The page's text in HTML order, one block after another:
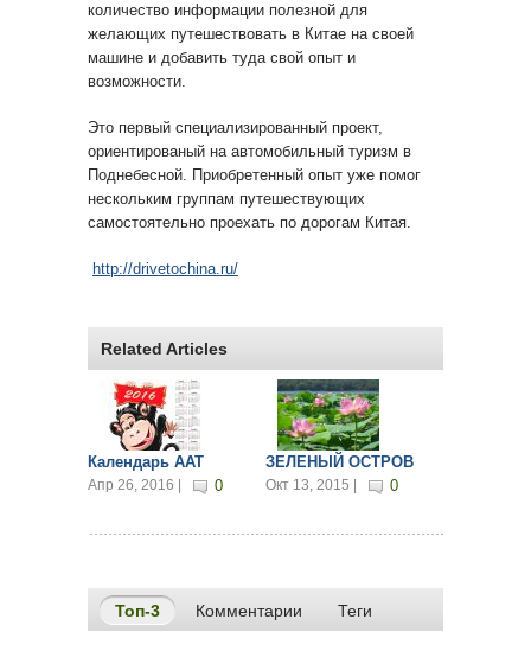
количество информации полезной для
желающих путешествовать в Китае на своей
машине и добавить туда свой опыт и
возможности.
Это первый специализированный проект,
ориентированый на автомобильный туризм в
Поднебесной. Приобретенный опыт уже помог
нескольким группам путешествующих
самостоятельно проехать по дорогам Китая.
http://drivetochina.ru/
Related Articles
Календарь ААТ
Апр 26, 2016 | 0
ЗЕЛЕНЫЙ ОСТРОВ
Окт 13, 2015 | 0
Топ-3 (активная вкладка)
Комментарии Теги